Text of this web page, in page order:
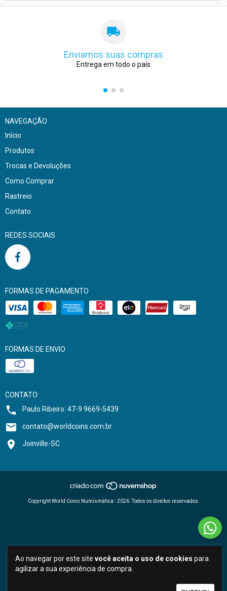
Ao navegar por este site você aceita o uso de cookies para
agilizar a sua experiência de compra.
Enviamos suas compras
Entrega em todo o país
NAVEGAÇÃO
Início
Produtos
Trocas e Devoluções
Como Comprar
Rastreio
Contato
REDES SOCIAIS
FORMAS DE PAGAMENTO
FORMAS DE ENVIO
CONTATO
Paulo Ribeiro: 47-9 9669-5439
contato@worldcoins.com.br
Joinville-SC
Copyright World Coins Numismática - 2026. Todos os direitos reservados.